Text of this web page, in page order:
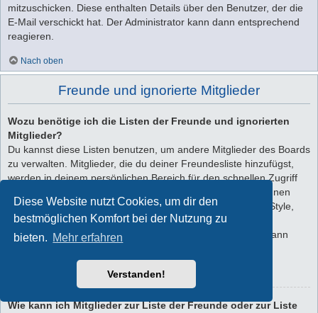
Diese Website nutzt Cookies, um dir den
bestmöglichen Komfort bei der Nutzung zu
bieten. Mehr erfahren
Verstanden!
mitzuschicken. Diese enthalten Details über den Benutzer, der die
E-Mail verschickt hat. Der Administrator kann dann entsprechend
reagieren.
Nach oben
Freunde und ignorierte Mitglieder
Wozu benötige ich die Listen der Freunde und ignorierten
Mitglieder?
Du kannst diese Listen benutzen, um andere Mitglieder des Boards
zu verwalten. Mitglieder, die du deiner Freundesliste hinzufügst,
werden in deinem persönlichen Bereich für den schnellen Zugriff
aufgelistet. Du siehst dort deren Onlinestatus und kannst ihnen
schnell eine Private Nachricht senden. Abhängig von dem Style,
den du verwendest, können Beiträge deiner Freunde auch
hervorgehoben sein. Wenn du einen Benutzer ignorierst, dann
Wie kann ich Mitglieder zur Liste der Freunde oder zur Liste